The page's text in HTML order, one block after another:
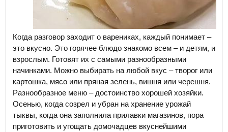
Когда разговор заходит о варениках, каждый понимает –
это вкусно. Это горячее блюдо знакомо всем – и детям, и
взрослым. Готовят их с самыми разнообразными
начинками. Можно выбирать на любой вкус – творог или
картошка, мясо или пряная зелень, вишня или черешня.
Разнообразное меню – достоинство хорошей хозяйки.
Осенью, когда созрел и убран на хранение урожай
тыквы, когда она заполнила прилавки магазинов, пора
приготовить и угощать домочадцев вкуснейшими